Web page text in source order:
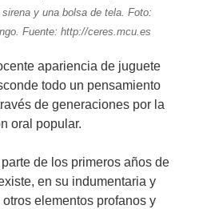
y una bolsa de tela. Foto:
Fuente: http://ceres.mcu.es
apariencia de juguete
todo un pensamiento
de generaciones por la
oral popular.
de los primeros años de
en su indumentaria y
elementos profanos y